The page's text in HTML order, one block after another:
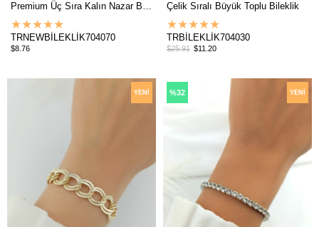
Premium Üç Sıra Kalın Nazar Boncuklu Bileklik
★★★★★
TRNEWBİLEKLİK704070
$8.76
Çelik Sıralı Büyük Toplu Bileklik
★★★★★
TRBİLEKLİK704030
$11.20
$25.91
YENI %32 YENI